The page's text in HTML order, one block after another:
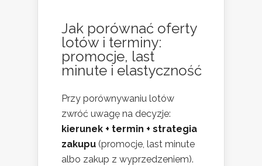
Jak porównać oferty
lotów i terminy:
promocje, last
minute i elastyczność
Przy porównywaniu lotów
zwróć uwagę na decyzje:
kierunek + termin + strategia
zakupu (promocje, last minute
albo zakup z wyprzedzeniem).